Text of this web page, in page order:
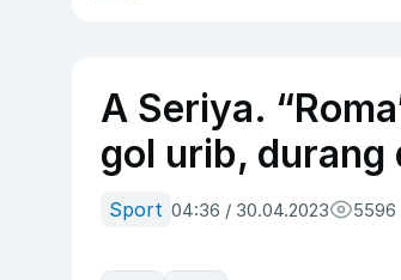
A Seriya.
gol urib, durang
Sport 04:36 / 30.04.2023 5596